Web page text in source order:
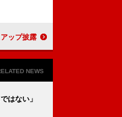
シュアップ披露
NEWS
はない」